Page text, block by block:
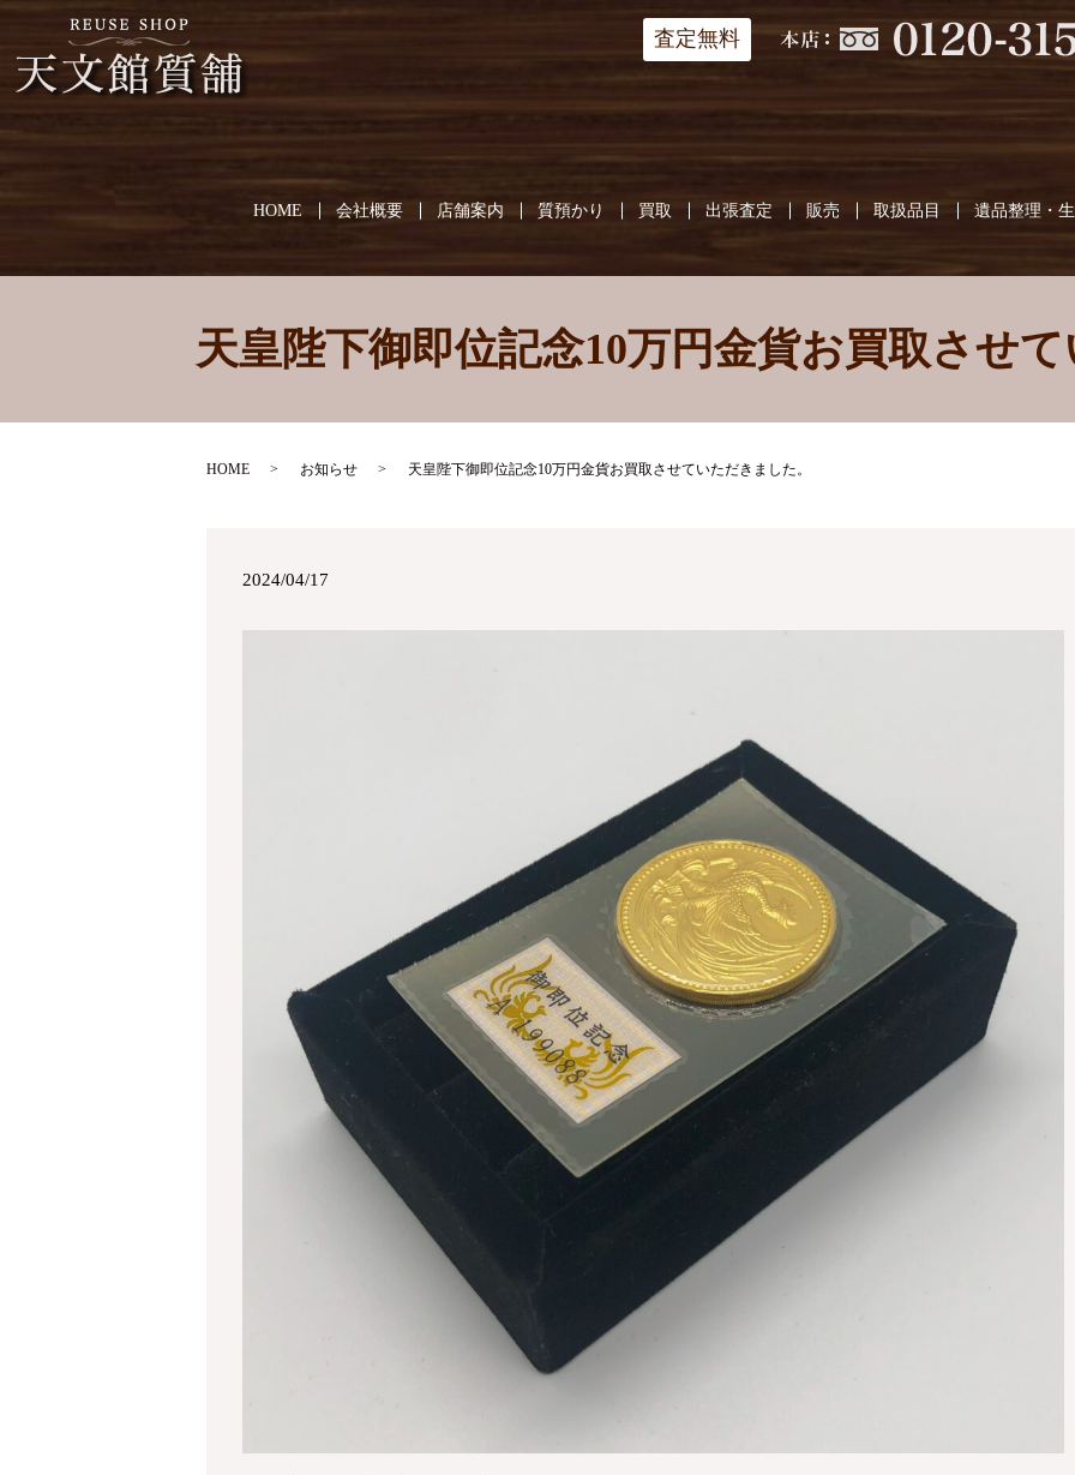
HOME 会社概要 店舗案内 質預かり 買取 出張査定 販売 取扱品目 遺品整理・
査定無料
天皇陛下御即位記念10万円金貨お買取させ
HOME お知らせ 天皇陛下御即位記念10万円金貨お買取させていただきました。
2024/04/17